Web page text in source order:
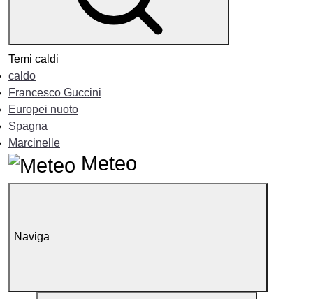
Temi caldi
caldo
Francesco Guccini
Europei nuoto
Spagna
Marcinelle
Meteo
Naviga